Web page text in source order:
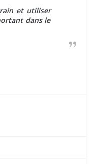
et utiliser
dans le